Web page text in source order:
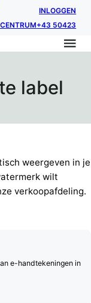
INLOGGEN
+43 50423
label
weergeven in je
wilt
verkoopafdeling.
e-handtekeningen in